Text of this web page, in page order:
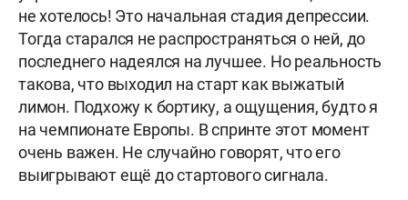
не хотелось! Это начальная стадия депрессии.
Тогда старался не распространяться о ней, до
последнего надеялся на лучшее. Но реальность
такова, что выходил на старт как выжатый
лимон. Подхожу к бортику, а ощущения, будто я
на чемпионате Европы. В спринте этот момент
очень важен. Не случайно говорят, что его
выигрывают ещё до стартового сигнала.